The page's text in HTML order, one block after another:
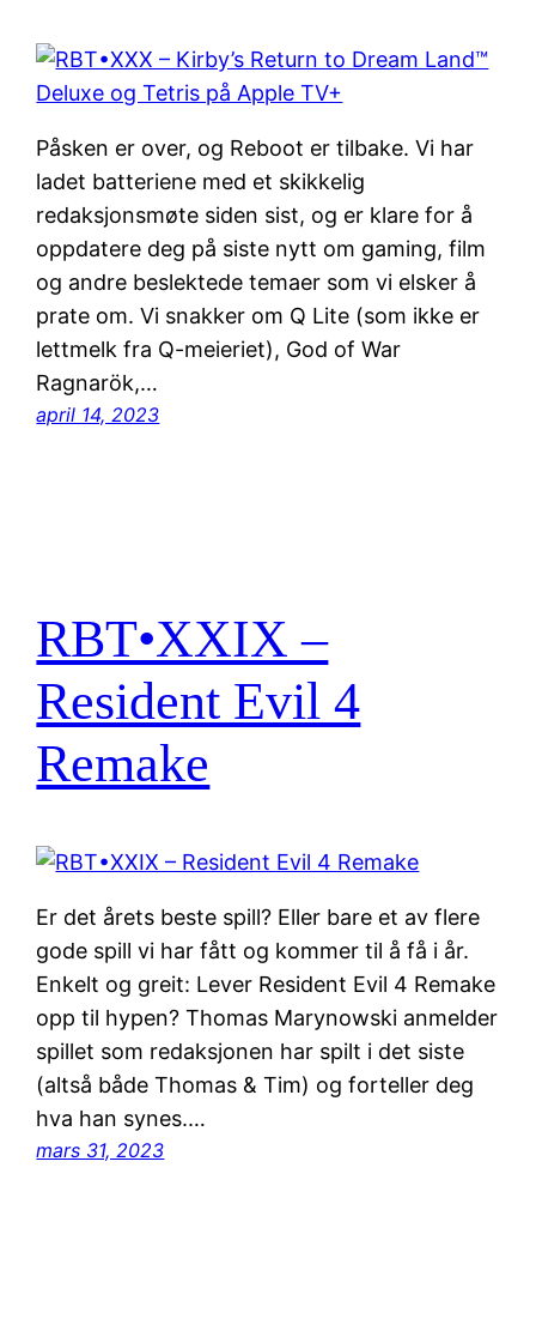
Påsken er over, og Reboot er tilbake. Vi har
ladet batteriene med et skikkelig
redaksjonsmøte siden sist, og er klare for å
oppdatere deg på siste nytt om gaming, film
og andre beslektede temaer som vi elsker å
prate om. Vi snakker om Q Lite (som ikke er
lettmelk fra Q-meieriet), God of War
Ragnarök,…
april 14, 2023
RBT•XXIX –
Resident Evil 4
Remake
Er det årets beste spill? Eller bare et av flere
gode spill vi har fått og kommer til å få i år.
Enkelt og greit: Lever Resident Evil 4 Remake
opp til hypen? Thomas Marynowski anmelder
spillet som redaksjonen har spilt i det siste
(altså både Thomas & Tim) og forteller deg
hva han synes.…
mars 31, 2023